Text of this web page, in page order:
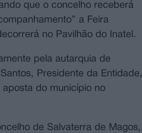
que o concelho receberá
a Feira
no Pavilhão do Inatel.
pela autarquia de
Presidente da Entidade,
do município no
de Salvaterra de Magos,